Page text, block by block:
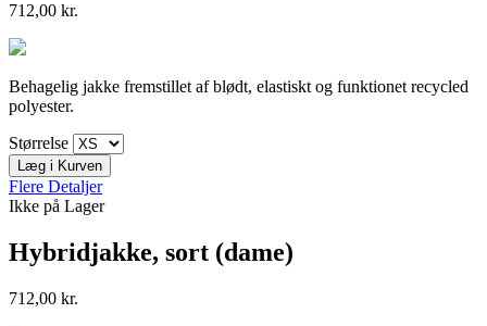
712,00 kr.
Behagelig jakke fremstillet af blødt, elastiskt og funktionet recycled
polyester.
Størrelse
Læg i Kurven
Flere Detaljer
Ikke på Lager
Hybridjakke, sort (dame)
712,00 kr.